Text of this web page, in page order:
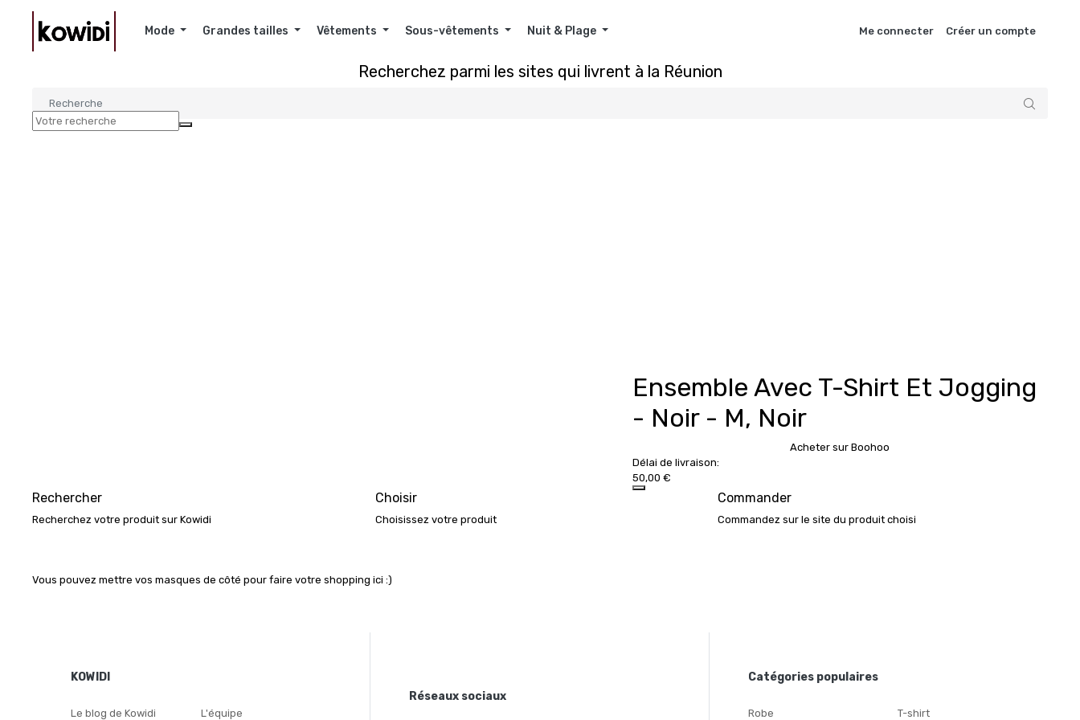
Mode Grandes tailles Vêtements Sous-vêtements Nuit & Plage Me connecter Créer un compte
Recherchez parmi les sites qui livrent à la Réunion
Ensemble Avec T-Shirt Et Jogging
- Noir - M, Noir
Acheter sur Boohoo
Délai de livraison:
50,00 €
Rechercher
Recherchez votre produit sur Kowidi
Choisir
Choisissez votre produit
Commander
Commandez sur le site du produit choisi
Vous pouvez mettre vos masques de côté pour faire votre shopping ici :)
KOWIDI
Le blog de Kowidi L'équipe
Réseaux sociaux
Catégories populaires
Robe T-shirt